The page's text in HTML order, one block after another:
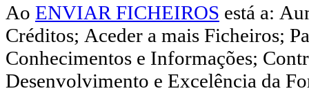
Ao ENVIAR FICHEIROS está a:
Créditos; Aceder a mais Ficheiros;
Conhecimentos e Informações;
Desenvolvimento e Excelência da